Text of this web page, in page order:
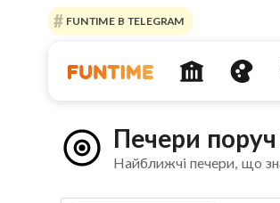
FUNTIME В TELEGRAM
Печери
Найближчі печери, що